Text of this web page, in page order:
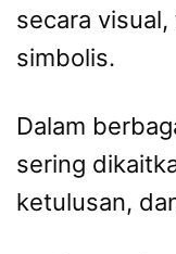
secara
simbolis.
Dalam
sering
ketulusan,